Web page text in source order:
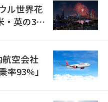
ル世界花
英の3カ
空会社
93%」